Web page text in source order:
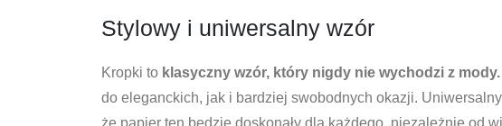
Stylowy i uniwersalny wzór
Kropki to klasyczny wzór, który nigdy nie wychodzi z mody.
do eleganckich, jak i bardziej swobodnych okazji.
że papier ten będzie doskonały dla każdego, niezależnie od